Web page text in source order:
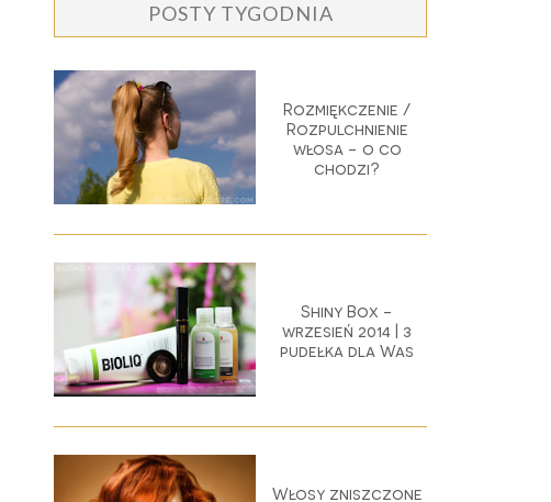
POSTY TYGODNIA
Rozmiękczenie /
Rozpulchnienie
włosa - o co
chodzi?
Shiny Box -
wrzesień 2014 | 3
pudełka dla Was
Włosy zniszczone